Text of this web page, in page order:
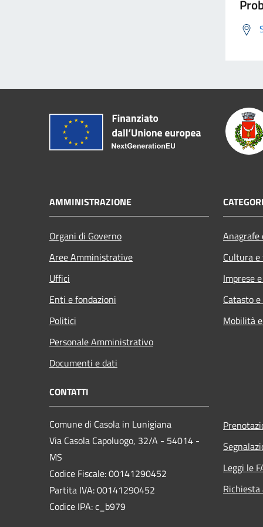
AMMINISTRAZIONE
Organi di Governo
Aree Amministrative
Uffici
Enti e fondazioni
Politici
Personale Amministrativo
Documenti e dati
Cultura
Imprese
Catasto
Mobilità
CONTATTI
Comune di Casola in Lunigiana
Via Casola Capoluogo, 32/A - 54014 -
MS
Codice Fiscale: 00141290452
Partita IVA: 00141290452
Codice IPA: c_b979
Leggi le